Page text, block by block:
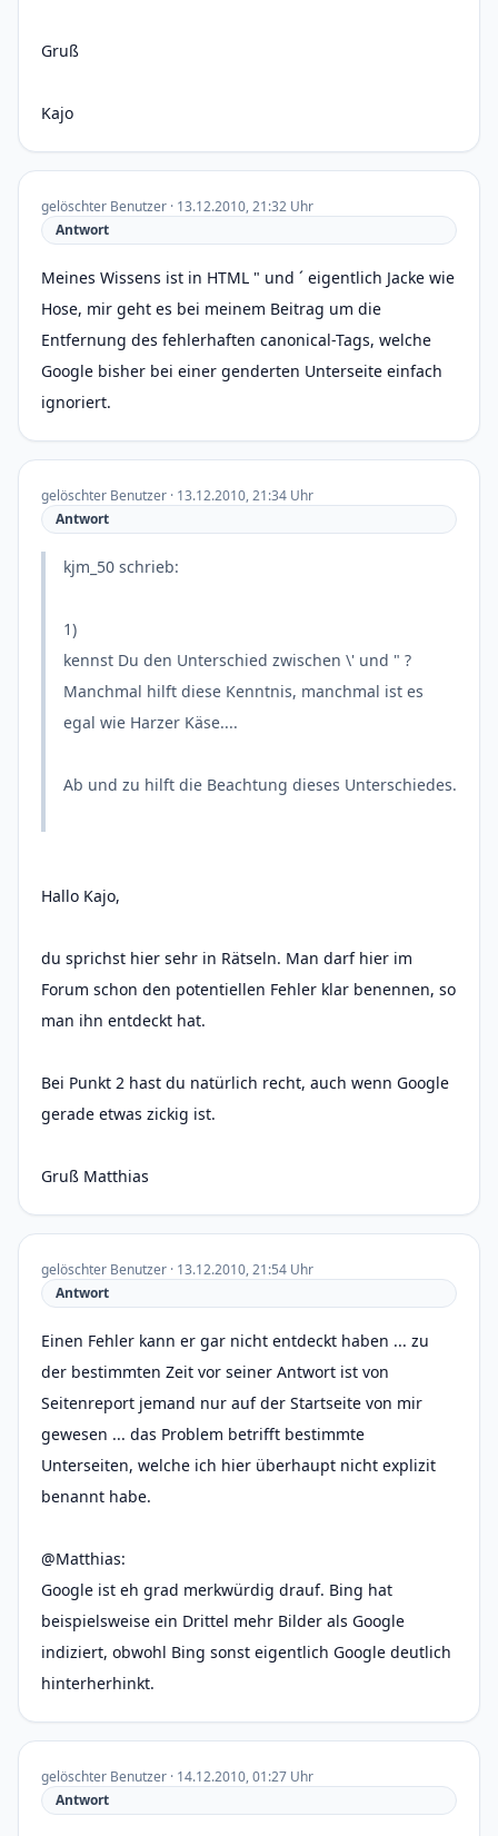
Gruß
Kajo
gelöschter Benutzer · 13.12.2010, 21:32 Uhr
Antwort
Meines Wissens ist in HTML " und ´ eigentlich Jacke wie
Hose, mir geht es bei meinem Beitrag um die
Entfernung des fehlerhaften canonical-Tags, welche
Google bisher bei einer genderten Unterseite einfach
ignoriert.
gelöschter Benutzer · 13.12.2010, 21:34 Uhr
Antwort
kjm_50 schrieb:
1)
kennst Du den Unterschied zwischen \' und " ?
Manchmal hilft diese Kenntnis, manchmal ist es
egal wie Harzer Käse....
Ab und zu hilft die Beachtung dieses Unterschiedes.
Hallo Kajo,
du sprichst hier sehr in Rätseln. Man darf hier im
Forum schon den potentiellen Fehler klar benennen, so
man ihn entdeckt hat.
Bei Punkt 2 hast du natürlich recht, auch wenn Google
gerade etwas zickig ist.
Gruß Matthias
gelöschter Benutzer · 13.12.2010, 21:54 Uhr
Antwort
Einen Fehler kann er gar nicht entdeckt haben ... zu
der bestimmten Zeit vor seiner Antwort ist von
Seitenreport jemand nur auf der Startseite von mir
gewesen ... das Problem betrifft bestimmte
Unterseiten, welche ich hier überhaupt nicht explizit
benannt habe.
@Matthias:
Google ist eh grad merkwürdig drauf. Bing hat
beispielsweise ein Drittel mehr Bilder als Google
indiziert, obwohl Bing sonst eigentlich Google deutlich
hinterherhinkt.
gelöschter Benutzer · 14.12.2010, 01:27 Uhr
Antwort